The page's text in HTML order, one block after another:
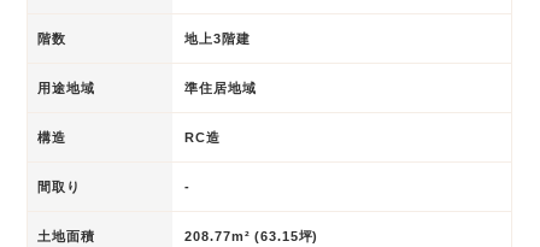
階数 地上3階建
用途地域 準住居地域
構造 RC造
間取り -
土地面積 208.77m² (63.15坪)